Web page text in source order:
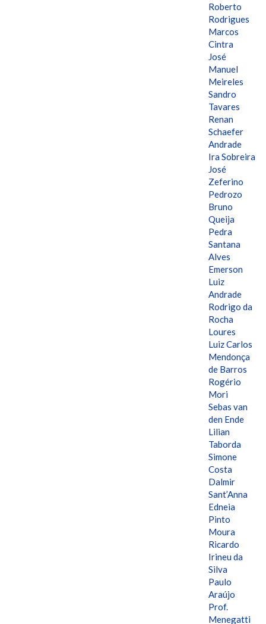
Roberto
Rodrigues
Marcos
Cintra
José
Manuel
Meireles
Sandro
Tavares
Renan
Schaefer
Andrade
Ira Sobreira
José
Zeferino
Pedrozo
Bruno
Queija
Pedra
Santana
Alves
Emerson
Luiz
Andrade
Rodrigo da
Rocha
Loures
Luiz Carlos
Mendonça
de Barros
Rogério
Mori
Sebas van
den Ende
Lilian
Taborda
Simone
Costa
Dalmir
Sant’Anna
Edneia
Pinto
Moura
Ricardo
Irineu da
Silva
Paulo
Araújo
Prof.
Menegatti